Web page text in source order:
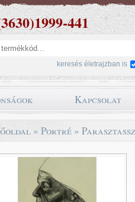
441
keresés életrajzban is
Kapcsolat
» Portré »